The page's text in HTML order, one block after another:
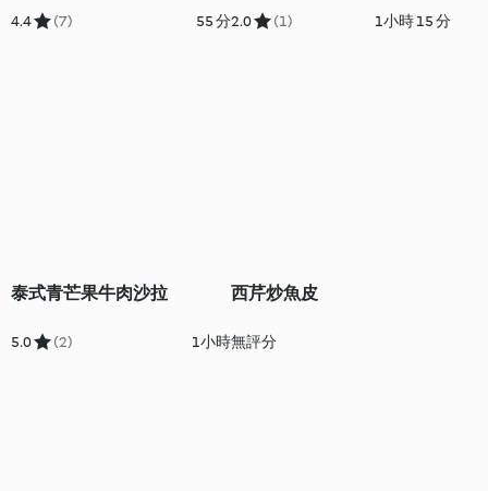
4.4 (7) 55 分2.0 (1) 1小時 15 分
泰式青芒果牛肉沙拉
5.0 (2) 1小時
西芹炒魚皮
無評分